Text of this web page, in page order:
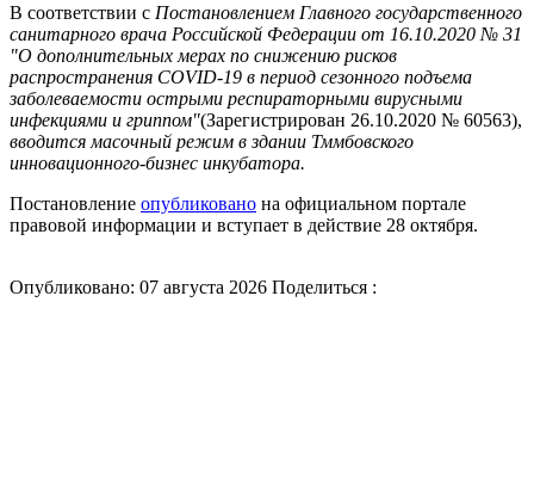
В соответствии с Постановлением Главного государственного
санитарного врача Российской Федерации от 16.10.2020 № 31
"О дополнительных мерах по снижению рисков
распространения СОVID-19 в период сезонного подъема
заболеваемости острыми респираторными вирусными
инфекциями и гриппом"(Зарегистрирован 26.10.2020 № 60563),
вводится масочный режим в здании Тммбовского
инновационного-бизнес инкубатора.
Постановление опубликовано на официальном портале
правовой информации и вступает в действие 28 октября.
Опубликовано: 07 августа 2026 Поделиться :